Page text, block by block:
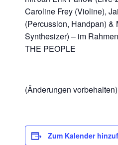
Caroline Frey (Violine),
(Percussion, Handpan) &
Synthesizer) – im
THE PEOPLE
(Änderungen vorbehalten)
Zum Kalender